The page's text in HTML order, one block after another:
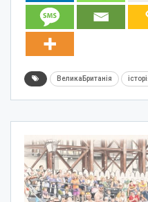
ВеликаБританія